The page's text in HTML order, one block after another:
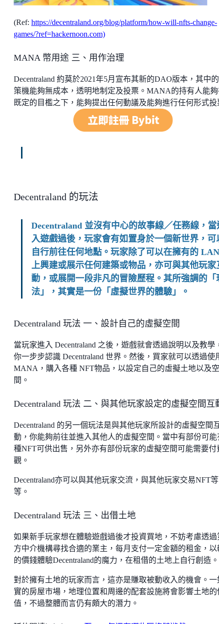
(Ref: https://decentraland.org/blog/platform/how-will-nfts-change-
games/?ref=hackernoon.com)
MANA 幣用途 三、用作治理
Decentraland 約莫於2021年5月宣布其新的DAO版本，其中
策機能夠無成本，透明地制定及投票。MANA的持有人能
既定的目檻之下，能夠提出任何動議及能夠進行任何形式投
Decentraland 的玩法
Decentraland 並沒有中心的故事線／任務線，當
入遊戲過後，玩家會有如置身於一個新世界，可
自行前往任何地點。玩家除了可以在擁有的
上興建或展示任何建築或物品，亦可與其他玩家
動，或展開一段非凡的冒險歷程。其所強調的「
法」，其實是一份「虛擬世界的體驗」。
Decentraland 玩法 一、設計自己的虛擬空間
當玩家進入 Decentraland 之後，遊戲就會透過說明以及教學
你一步步認識 Decentraland 世界。然後，買家就可以透過使
MANA，購入各種 NFT物品，以設定自己的虛擬土地以及空
間。
Decentraland 玩法 二、與其他玩家設定的虛擬空間互
Decentraland 的另一個玩法是與其他玩家所設計的虛擬空間
動，你能夠前往並進入其他人的虛擬空間。當中有部份可能
種NFT可供出售，另外亦有部份玩家的虛擬空間可能需要付
觀。
Decentraland亦可以與其他玩家交流，與其他玩家交易NFT等
等。
Decentraland 玩法 三、出借土地
如果新手玩家想在體驗遊戲過後才投資買地，不妨考慮透過
方中介機構尋找合適的業主，每月支付一定金額的租金，以
的價錢體驗Decentraland的魔力，在租借的土地上自行創造。
對於擁有土地的玩家而言，這亦是賺取被動收入的機會。一
實的房屋市場，地理位置和周邊的配套設施將會影響土地的
值，不過整體而言仍有頗大的潛力。